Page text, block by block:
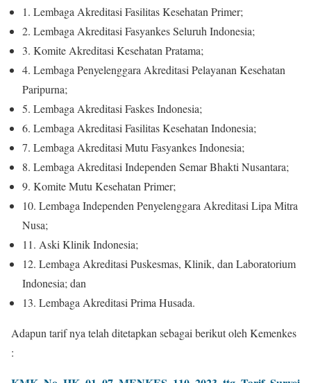
1. Lembaga Akreditasi Fasilitas Kesehatan Primer;
2. Lembaga Akreditasi Fasyankes Seluruh Indonesia;
3. Komite Akreditasi Kesehatan Pratama;
4. Lembaga Penyelenggara Akreditasi Pelayanan Kesehatan
Paripurna;
5. Lembaga Akreditasi Faskes Indonesia;
6. Lembaga Akreditasi Fasilitas Kesehatan Indonesia;
7. Lembaga Akreditasi Mutu Fasyankes Indonesia;
8. Lembaga Akreditasi Independen Semar Bhakti Nusantara;
9. Komite Mutu Kesehatan Primer;
10. Lembaga Independen Penyelenggara Akreditasi Lipa Mitra
Nusa;
11. Aski Klinik Indonesia;
12. Lembaga Akreditasi Puskesmas, Klinik, dan Laboratorium
Indonesia; dan
13. Lembaga Akreditasi Prima Husada.
Adapun tarif nya telah ditetapkan sebagai berikut oleh Kemenkes
: